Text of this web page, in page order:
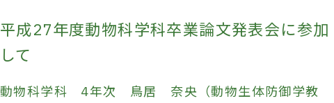
平成27年度動物科学科卒業論文発表会に参加
して
動物科学科 4年次 鳥居 奈央（動物生体防御学教